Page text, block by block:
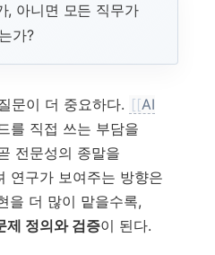
, 아니면 모든 직무가
가?
문이 더 중요하다. [[AI
를 직접 쓰는 부담을
전문성의 종말을
연구가 보여주는 방향은
을 더 많이 맡을수록,
제 정의와 검증이 된다.